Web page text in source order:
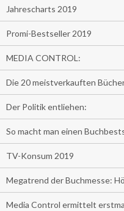
Jahrescharts 2019
Promi-Bestseller 2019
MEDIA CONTROL:
Die 20 meistverkauften
Der Politik entliehen:
So macht man einen
TV-Konsum 2019
Megatrend der Buchmesse:
Media Control ermittelt